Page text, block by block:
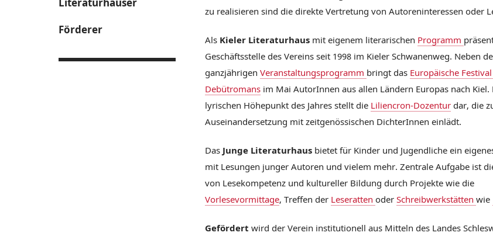
Förderer
zu realisieren sind die direkte Vertretung von Autoreninteressen oder
Als Kieler Literaturhaus mit eigenem literarischen Programm
Geschäftsstelle des Vereins seit 1998 im Kieler Schwanenweg. Neben
ganzjährigen Veranstaltungsprogramm bringt das Europäische
Debütromans im Mai AutorInnen aus allen Ländern Europas nach Kiel.
lyrischen Höhepunkt des Jahres stellt die Liliencron-Dozentur dar, die
Auseinandersetzung mit zeitgenössischen DichterInnen einlädt.
Das Junge Literaturhaus bietet für Kinder und Jugendliche ein
mit Lesungen junger Autoren und vielem mehr. Zentrale Aufgabe ist
von Lesekompetenz und kultureller Bildung durch Projekte wie die
Vorlesevormittage, Treffen der Leseratten oder Schreibwerkstätten wie
Gefördert wird der Verein institutionell aus Mitteln des Landes